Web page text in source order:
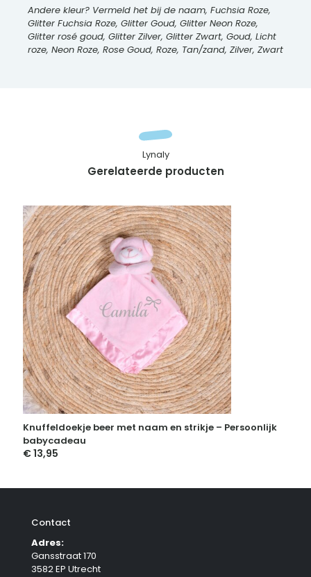
Andere kleur? Vermeld het bij de naam, Fuchsia Roze,
Glitter Fuchsia Roze, Glitter Goud, Glitter Neon Roze,
Glitter rosé goud, Glitter Zilver, Glitter Zwart, Goud, Licht
roze, Neon Roze, Rose Goud, Roze, Tan/zand, Zilver, Zwart
Gerelateerde producten
Lynaly
Knuffeldoekje beer met naam en strikje – Persoonlijk
babycadeau
€13,95
Contact
Adres:
Gansstraat 170
3582 EP Utrecht